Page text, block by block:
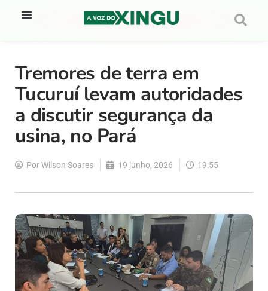
Tremores de terra em
Tucuruí levam autoridades
a discutir segurança da
usina, no Pará
PorWilson Soares 19 junho, 2026 19:55